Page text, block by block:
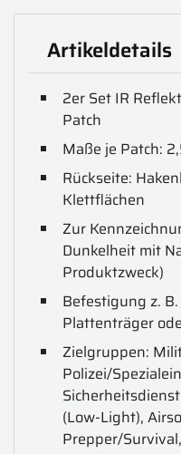
Artikeldetails
2er Set IR
Patch
Maße je Patch:
Rückseite:
Klettflächen
Zur
Dunkelheit mit
Produktzweck)
Befestigung z.
Plattenträger
Zielgruppen:
Polizei/
(Low-Light),
Prepper/